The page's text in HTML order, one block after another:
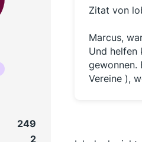
249
2
Zitat von
Marcus,
Und helfen
gewonnen.
Vereine ),